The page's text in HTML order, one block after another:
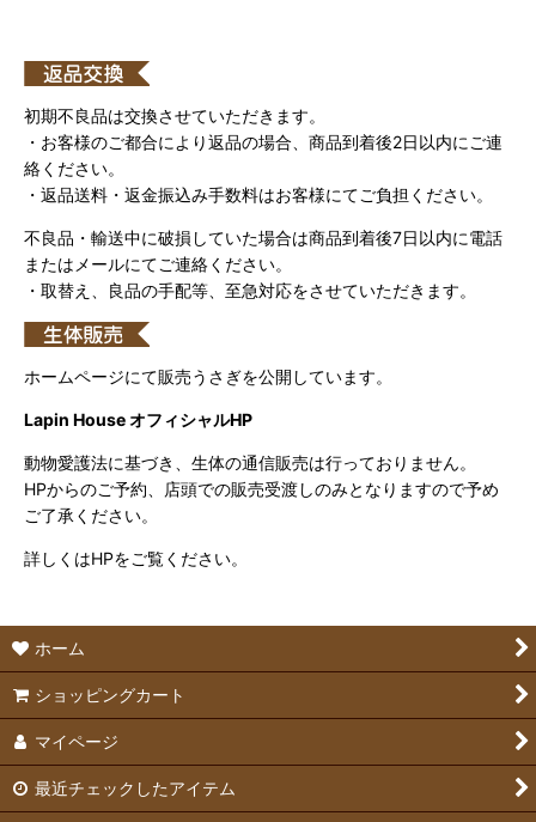
初期不良品は交換させていただきます。
・お客様のご都合により返品の場合、商品到着後2日以内にご連
絡ください。
・返品送料・返金振込み手数料はお客様にてご負担ください。
不良品・輸送中に破損していた場合は商品到着後7日以内に電話
またはメールにてご連絡ください。
・取替え、良品の手配等、至急対応をさせていただきます。
ホームページにて販売うさぎを公開しています。
Lapin House オフィシャルHP
動物愛護法に基づき、生体の通信販売は行っておりません。
HPからのご予約、店頭での販売受渡しのみとなりますので予め
ご了承ください。
詳しくはHPをご覧ください。
ホーム
ショッピングカート
マイページ
最近チェックしたアイテム